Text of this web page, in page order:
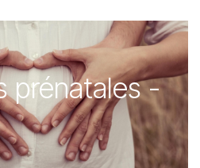
prénatales -